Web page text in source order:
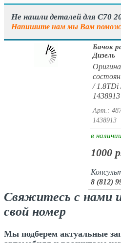
Не нашли деталей для C70
Напишите нам мы Вам
Бачок
Дизель
/ 1.8TDi
1438913
Арт.:
1438913
в наличии
1000
8 (812)
Свяжитесь с нами
свой номер
Мы подберем актуальные